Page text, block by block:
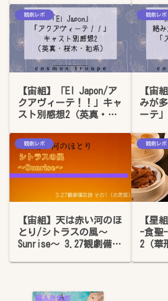
感想
観劇レポ
【宙組】「El Japon/ア
クアヴィーテ！！」キャ
スト別感想2（英真・桜
観劇レポ
【宙
みが
ーテ
観劇レポ
【宙組】天は赤い河のほ
とり/シトラスの風～
Sunrise～ 3.27観劇備忘
観劇レポ
【星
-食聖-
2（華